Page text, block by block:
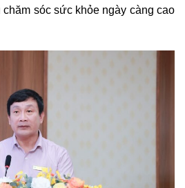
sóc sức khỏe ngày càng cao